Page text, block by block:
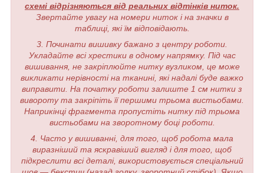
схемі відрізняються від реальних відтінків ниток.
Звертайте увагу на номери ниток і на значки в
таблиці, які їм відповідають.
3. Починати вишивку бажано з центру роботи.
Укладайте всі хрестики в одному напрямку. Під час
вишивання, не закріплюйте нитку вузликом, це може
викликати нерівності на тканині, які надалі буде важко
виправити. На початку роботи залиште 1 см нитки з
вивороту та закріпіть її першими трьома вистьобами.
Наприкінці фрагмента пропустіть нитку під трьома
вистьобами на зворотному боці роботи.
4. Часто у вишиванні, для того, щоб робота мала
виразніший та яскравіший вигляд і для того, щоб
підкреслити всі деталі, використовується спеціальний